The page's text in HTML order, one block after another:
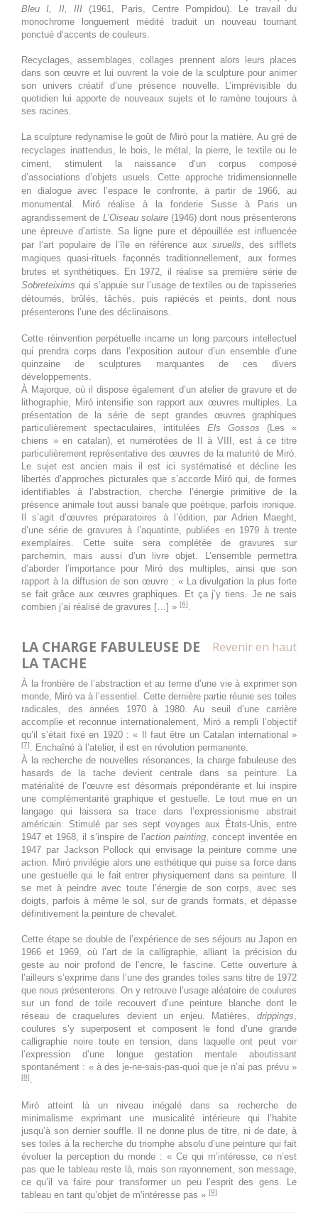
journée
des rêves
11 septembre 2026
Toute la
journée
Joan Miró. Majorque, l'atelier
des rêves
12 septembre 2026
samedi
Toute la
journée
Joan Miró. Majorque, l'atelier
des rêves
13 septembre 2026
dimanche
Toute la
journée
Joan Miró. Majorque, l'atelier
des rêves
14 septembre 2026
lundi
Toute la
journée
Joan Miró. Majorque, l'atelier
des rêves
15 septembre 2026
mardi
Toute la
journée
Joan Miró. Majorque, l'atelier
16 septembre 2026
mercredi
Toute la
journée
Joan Miró. Majorque, l'atelier
des rêves
17 septembre 2026
jeudi
Toute la
journée
Joan Miró. Majorque, l'atelier
des rêves
18 septembre 2026
vendredi
Toute la
journée
Joan Miró. Majorque, l'atelier
des rêves
Toute la
journée
des rêves
20 septembre 2026
dimanche
Toute la
journée
Joan Miró. Majorque, l'atelier
des rêves
21 septembre 2026
lundi
Toute la
journée
Joan Miró. Majorque, l'atelier
des rêves
22 septembre 2026
mardi
Toute la
journée
Joan Miró. Majorque, l'atelier
des rêves
23 septembre 2026
mercredi
Toute la
journée
Joan Miró. Majorque, l'atelier
des rêves
24 septembre 2026
jeudi
Toute la
journée
Joan Miró. Majorque, l'atelier
des rêves
Toute la
journée
Joan Miró. Majorque, l'atelier
des rêves
26 septembre 2026
samedi
Toute la
Joan Miró. Majorque, l'atelier
Bleu I, II, III
(1961, Paris, Centre Pompidou). Le travail du
monochrome longuement médité traduit un nouveau tournant
ponctué d’accents de couleurs.
Recyclages, assemblages, collages prennent alors leurs places
dans son œuvre et lui ouvrent la voie de la sculpture pour animer
son univers créatif d’une présence nouvelle. L’imprévisible du
quotidien lui apporte de nouveaux sujets et le ramène toujours à
ses racines.
La sculpture redynamise le goût de Miró pour la matière. Au gré de
recyclages inattendus, le bois, le métal, la pierre, le textile ou le
ciment, stimulent la naissance d’un corpus composé
d’associations d’objets usuels. Cette approche tridimensionnelle
en dialogue avec l’espace le confronte, à partir de 1966, au
monumental. Miró réalise à la fonderie Susse à Paris un
agrandissement de L’Oiseau solaire(1946) dont nous présenterons
une épreuve d’artiste. Sa ligne pure et dépouillée est influencée
par l’art populaire de l’île en référence auxsiruells, des sifflets
magiques quasi-rituels façonnés traditionnellement, aux formes
brutes et synthétiques. En 1972, il réalise sa première série de
Sobreteixims qui s’appuie sur l’usage de textiles ou de tapisseries
détournés, brûlés, tâchés, puis rapiécés et peints, dont nous
présenterons l’une des déclinaisons.
Cette réinvention perpétuelle incarne un long parcours intellectuel
qui prendra corps dans l’exposition autour d’un ensemble d’une
quinzaine de sculptures marquantes de ces divers
développements.
À Majorque, où il dispose également d’un atelier de gravure et de
lithographie, Miró intensifie son rapport aux œuvres multiples. La
présentation de la série de sept grandes œuvres graphiques
particulièrement spectaculaires, intitulées Els Gossos (Les «
chiens » en catalan), et numérotées de II à VIII, est à ce titre
particulièrement représentative des œuvres de la maturité de Miró.
Le sujet est ancien mais il est ici systématisé et décline les
libertés d’approches picturales que s’accorde Miró qui, de formes
identifiables à l’abstraction, cherche l’énergie primitive de la
présence animale tout aussi banale que poétique, parfois ironique.
Il s’agit d’œuvres préparatoires à l’édition, par Adrien Maeght,
d’une série de gravures à l’aquatinte, publiées en 1979 à trente
exemplaires. Cette suite sera complétée de gravures sur
parchemin, mais aussi d’un livre objet. L’ensemble permettra
d’aborder l’importance pour Miró des multiples, ainsi que son
rapport à la diffusion de son œuvre : « La divulgation la plus forte
se fait grâce aux œuvres graphiques. Et ça j’y tiens. Je ne sais
combien j’ai réalisé de gravures […] » [6] .
Revenir en haut
LA CHARGE FABULEUSE DE
LA TACHE
À la frontière de l’abstraction et au terme d’une vie à exprimer son
monde, Miró va à l’essentiel. Cette dernière partie réunie ses toiles
radicales, des années 1970 à 1980. Au seuil d’une carrière
accomplie et reconnue internationalement, Miró a rempli l’objectif
qu’il s’était fixé en 1920 : « Il faut être un Catalan international »
[7] . Enchaîné à l’atelier, il est en révolution permanente.
À la recherche de nouvelles résonances, la charge fabuleuse des
hasards de la tache devient centrale dans sa peinture. La
matérialité de l’œuvre est désormais prépondérante et lui inspire
une complémentarité graphique et gestuelle. Le tout mue en un
langage qui laissera sa trace dans l’expressionisme abstrait
américain. Stimulé par ses sept voyages aux États-Unis, entre
1947 et 1968, il s’inspire de l’action painting, concept inventée en
1947 par Jackson Pollock qui envisage la peinture comme une
action. Miró privilégie alors une esthétique qui puise sa force dans
une gestuelle qui le fait entrer physiquement dans sa peinture. Il
se met à peindre avec toute l’énergie de son corps, avec ses
doigts, parfois à même le sol, sur de grands formats, et dépasse
définitivement la peinture de chevalet.
Cette étape se double de l’expérience de ses séjours au Japon en
1966 et 1969, où l’art de la calligraphie, alliant la précision du
geste au noir profond de l’encre, le fascine. Cette ouverture à
l’ailleurs s’exprime dans l’une des grandes toiles sans titre de 1972
que nous présenterons. On y retrouve l’usage aléatoire de coulures
sur un fond de toile recouvert d’une peinture blanche dont le
réseau de craquelures devient un enjeu. Matières, drippings,
coulures s’y superposent et composent le fond d’une grande
calligraphie noire toute en tension, dans laquelle ont peut voir
l’expression d’une longue gestation mentale aboutissant
spontanément : « à des je-ne-sais-pas-quoi que je n’ai pas prévu »
[8] .
Miró atteint là un niveau inégalé dans sa recherche de
minimalisme exprimant une musicalité intérieure qui l’habite
jusqu’à son dernier souffle. Il ne donne plus de titre, ni de date, à
ses toiles à la recherche du triomphe absolu d’une peinture qui fait
évoluer la perception du monde : « Ce qui m’intéresse, ce n’est
pas que le tableau reste là, mais son rayonnement, son message,
ce qu’il va faire pour transformer un peu l’esprit des gens. Le
tableau en tant qu’objet de m’intéresse pas » [9]